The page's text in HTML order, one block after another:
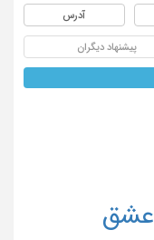
آدرس
پیشنهاد دیگران
عشق